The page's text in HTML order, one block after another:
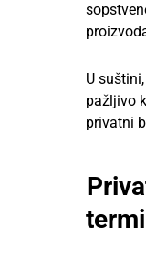
U
pažljivo
privatni